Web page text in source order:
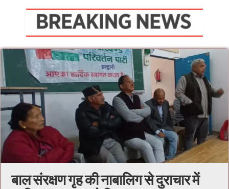
बाल संरक्षण गृह की नाबालिग से दुराचार में